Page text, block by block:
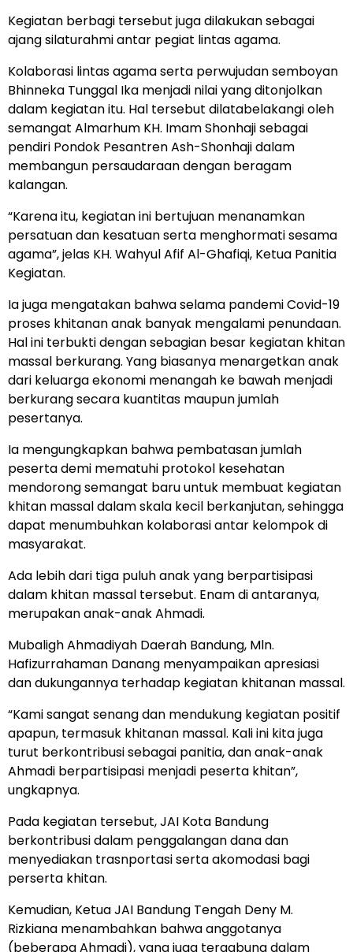
Kegiatan berbagi tersebut juga dilakukan sebagai
ajang silaturahmi antar pegiat lintas agama.
Kolaborasi lintas agama serta perwujudan semboyan
Bhinneka Tunggal Ika menjadi nilai yang ditonjolkan
dalam kegiatan itu. Hal tersebut dilatabelakangi oleh
semangat Almarhum KH. Imam Shonhaji sebagai
pendiri Pondok Pesantren Ash-Shonhaji dalam
membangun persaudaraan dengan beragam
kalangan.
“Karena itu, kegiatan ini bertujuan menanamkan
persatuan dan kesatuan serta menghormati sesama
agama”, jelas KH. Wahyul Afif Al-Ghafiqi, Ketua Panitia
Kegiatan.
Ia juga mengatakan bahwa selama pandemi Covid-19
proses khitanan anak banyak mengalami penundaan.
Hal ini terbukti dengan sebagian besar kegiatan khitan
massal berkurang. Yang biasanya menargetkan anak
dari keluarga ekonomi menangah ke bawah menjadi
berkurang secara kuantitas maupun jumlah
pesertanya.
Ia mengungkapkan bahwa pembatasan jumlah
peserta demi mematuhi protokol kesehatan
mendorong semangat baru untuk membuat kegiatan
khitan massal dalam skala kecil berkanjutan, sehingga
dapat menumbuhkan kolaborasi antar kelompok di
masyarakat.
Ada lebih dari tiga puluh anak yang berpartisipasi
dalam khitan massal tersebut. Enam di antaranya,
merupakan anak-anak Ahmadi.
Mubaligh Ahmadiyah Daerah Bandung, Mln.
Hafizurrahaman Danang menyampaikan apresiasi
dan dukungannya terhadap kegiatan khitanan massal.
“Kami sangat senang dan mendukung kegiatan positif
apapun, termasuk khitanan massal. Kali ini kita juga
turut berkontribusi sebagai panitia, dan anak-anak
Ahmadi berpartisipasi menjadi peserta khitan”,
ungkapnya.
Pada kegiatan tersebut, JAI Kota Bandung
berkontribusi dalam penggalangan dana dan
menyediakan trasnportasi serta akomodasi bagi
perserta khitan.
Kemudian, Ketua JAI Bandung Tengah Deny M.
Rizkiana menambahkan bahwa anggotanya
(beberapa Ahmadi), yang juga tergabung dalam